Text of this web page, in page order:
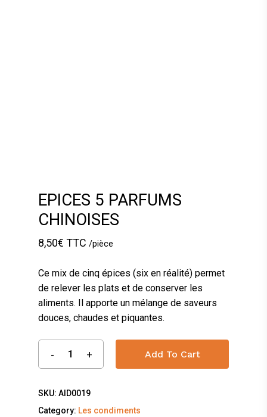
EPICES 5 PARFUMS
CHINOISES
8,50€ TTC /pièce
Ce mix de cinq épices (six en réalité) permet
de relever les plats et de conserver les
aliments. Il apporte un mélange de saveurs
douces, chaudes et piquantes.
Add To Cart
SKU: AID0019
Category: Les condiments